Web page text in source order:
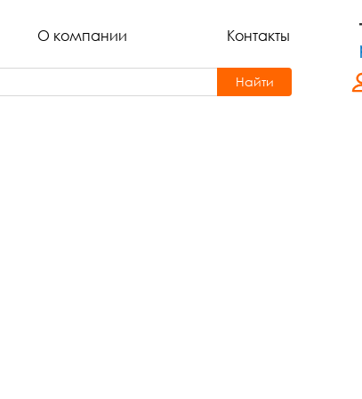
О компании Контакты
Найти